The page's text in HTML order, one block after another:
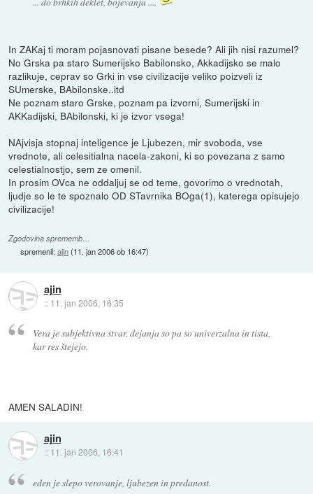
In ZAKaj ti moram pojasnovati pisane besede? Ali jih nisi razumel?
No Grska pa staro Sumerijsko Babilonsko, Akkadijsko se malo
razlikuje, ceprav so Grki in vse civilizacije veliko poizveli iz
SUmerske, BAbilonske..itd
Ne poznam staro Grske, poznam pa izvorni, Sumerijski in
AKKadijski, BAbilonski, ki je izvor vsega!
NAjvisja stopnaj inteligence je Ljubezen, mir svoboda, vse
vrednote, ali celesitialna nacela-zakoni, ki so povezana z samo
celestialnostjo, sem ze omenil.
In prosim OVca ne oddaljuj se od teme, govorimo o vrednotah,
ljudje so le te spoznalo OD STavrnika BOga(1), katerega opisujejo
civilizacije!
Zgodovina sprememb…
spremenil:ajin(11. jan 2006 ob 16:47)
ajin
:: 11. jan 2006, 16:35
Vera je subjektivna stvar, dejanja so pa so univerzalna in tista,
kar res štejejo.
AMEN SALADIN!
ajin
:: 11. jan 2006, 16:41
eden je slepo verovanje, ljubezen in predanost.